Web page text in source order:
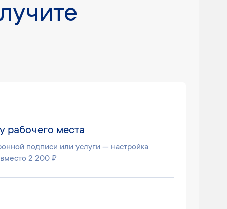
рабочего места
подписи или услуги — настройка
2 200 ₽